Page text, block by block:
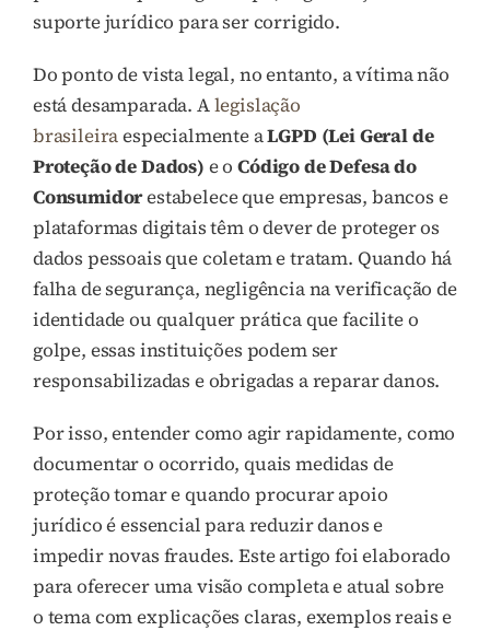
suporte jurídico para ser corrigido.
Do ponto de vista legal, no entanto, a vítima não
está desamparada. Alegislação
brasileiraespecialmente aLGPD (Lei Geral de
Proteção de Dados) e oCódigo de Defesa do
Consumidorestabelece que empresas, bancos e
plataformas digitais têm o dever de proteger os
dados pessoais que coletam e tratam. Quando há
falha de segurança, negligência na verificação de
identidade ou qualquer prática que facilite o
golpe, essas instituições podem ser
responsabilizadas e obrigadas a reparar danos.
Por isso, entender como agir rapidamente, como
documentar o ocorrido, quais medidas de
proteção tomar e quando procurar apoio
jurídico é essencial para reduzir danos e
impedir novas fraudes. Este artigo foi elaborado
para oferecer uma visão completa e atual sobre
o tema com explicações claras, exemplos reais e